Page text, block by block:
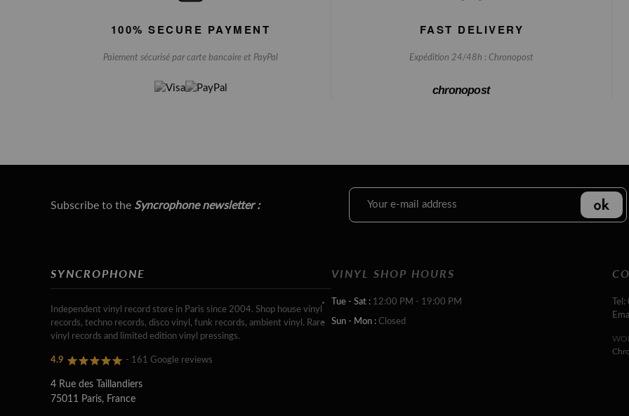
100% SECURE PAYMENT
Paiement sécurisé par carte bancaire et PayPal
FAST DELIVERY
Expédition 24/48h : Chronopost
chronopost
Subscribe to the Syncrophone newsletter :
SYNCROPHONE
Independent vinyl record store in Paris since 2004. Shop house vinyl
records, techno records, disco vinyl, funk records, ambient vinyl. Rare
vinyl records and limited edition vinyl pressings.
4.9 - 161 Google reviews
4 Rue des Taillandiers
75011 Paris, France
VINYL SHOP HOURS
Tue - Sat : 12:00 PM - 19:00 PM
Sun - Mon : Closed